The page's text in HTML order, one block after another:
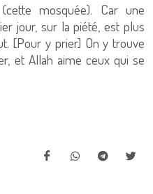
mosquée). Car une
jour, sur la piété, est plus
[Pour y prier] On y trouve
et Allah aime ceux qui se